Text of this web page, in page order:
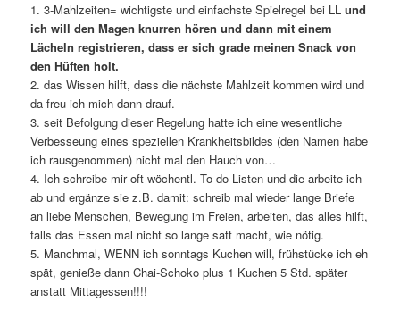
1. 3-Mahlzeiten= wichtigste und einfachste Spielregel bei LLund
ich will den Magen knurren hören und dann mit einem
Lächeln registrieren, dass er sich grade meinen Snack von
den Hüften holt.
2. das Wissen hilft, dass die nächste Mahlzeit kommen wird und
da freu ich mich dann drauf.
3. seit Befolgung dieser Regelung hatte ich eine wesentliche
Verbesseung eines speziellen Krankheitsbildes (den Namen habe
ich rausgenommen) nicht mal den Hauch von…
4. Ich schreibe mir oft wöchentl. To-do-Listen und die arbeite ich
ab und ergänze sie z.B. damit: schreib mal wieder lange Briefe
an liebe Menschen, Bewegung im Freien, arbeiten, das alles hilft,
falls das Essen mal nicht so lange satt macht, wie nötig.
5. Manchmal, WENN ich sonntags Kuchen will, frühstücke ich eh
spät, genieße dann Chai-Schoko plus 1 Kuchen 5 Std. später
anstatt Mittagessen!!!!